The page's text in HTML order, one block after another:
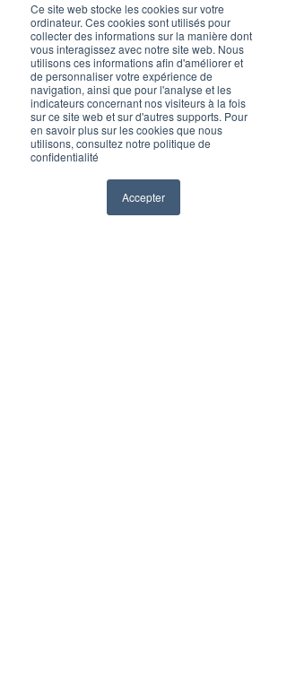
Ce site web stocke les cookies sur votre
ordinateur. Ces cookies sont utilisés pour
collecter des informations sur la manière dont
vous interagissez avec notre site web. Nous
utilisons ces informations afin d'améliorer et
de personnaliser votre expérience de
navigation, ainsi que pour l'analyse et les
indicateurs concernant nos visiteurs à la fois
sur ce site web et sur d'autres supports. Pour
en savoir plus sur les cookies que nous
utilisons, consultez notre politique de
confidentialité
Accepter